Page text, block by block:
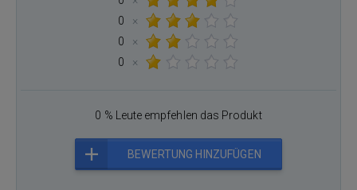
0
×
0
×
0
×
0 % Leute empfehlen das Produkt
BEWERTUNG HINZUFÜGEN